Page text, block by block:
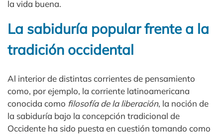
la vida buena.
La sabiduría popular frente a la
tradición occidental
Al interior de distintas corrientes de pensamiento
como, por ejemplo, la corriente latinoamericana
conocida como filosofía de la liberación, la noción de
la sabiduría bajo la concepción tradicional de
Occidente ha sido puesta en cuestión tomando como